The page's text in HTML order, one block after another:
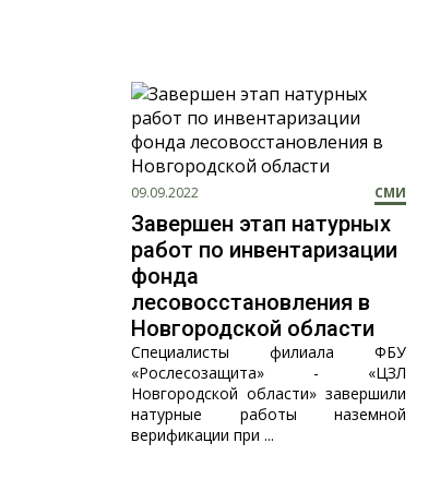
09.09.2022 СМИ
Завершен этап натурных
работ по инвентаризации
фонда
лесовосстановления в
Новгородской области
Специалисты филиала ФБУ
«Рослесозащита» - «ЦЗЛ
Новгородской области» завершили
натурные работы наземной
верификации при ...